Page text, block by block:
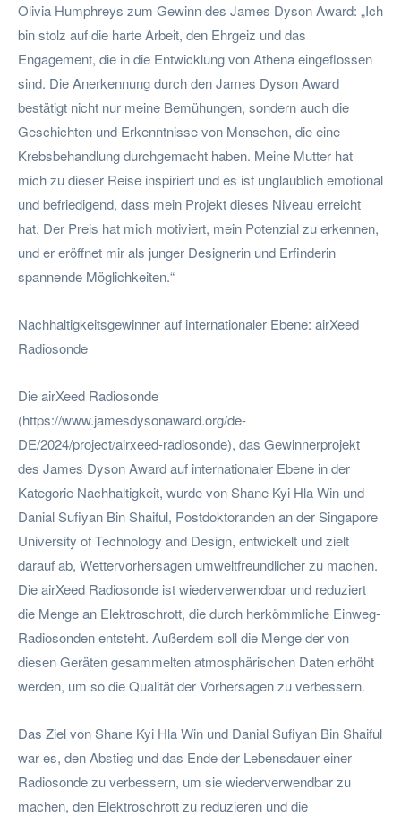
Olivia Humphreys zum Gewinn des James Dyson Award: „Ich
bin stolz auf die harte Arbeit, den Ehrgeiz und das
Engagement, die in die Entwicklung von Athena eingeflossen
sind. Die Anerkennung durch den James Dyson Award
bestätigt nicht nur meine Bemühungen, sondern auch die
Geschichten und Erkenntnisse von Menschen, die eine
Krebsbehandlung durchgemacht haben. Meine Mutter hat
mich zu dieser Reise inspiriert und es ist unglaublich emotional
und befriedigend, dass mein Projekt dieses Niveau erreicht
hat. Der Preis hat mich motiviert, mein Potenzial zu erkennen,
und er eröffnet mir als junger Designerin und Erfinderin
spannende Möglichkeiten.“
Nachhaltigkeitsgewinner auf internationaler Ebene: airXeed
Radiosonde
Die airXeed Radiosonde
(https://www.jamesdysonaward.org/de-
DE/2024/project/airxeed-radiosonde), das Gewinnerprojekt
des James Dyson Award auf internationaler Ebene in der
Kategorie Nachhaltigkeit, wurde von Shane Kyi Hla Win und
Danial Sufiyan Bin Shaiful, Postdoktoranden an der Singapore
University of Technology and Design, entwickelt und zielt
darauf ab, Wettervorhersagen umweltfreundlicher zu machen.
Die airXeed Radiosonde ist wiederverwendbar und reduziert
die Menge an Elektroschrott, die durch herkömmliche Einweg-
Radiosonden entsteht. Außerdem soll die Menge der von
diesen Geräten gesammelten atmosphärischen Daten erhöht
werden, um so die Qualität der Vorhersagen zu verbessern.
Das Ziel von Shane Kyi Hla Win und Danial Sufiyan Bin Shaiful
war es, den Abstieg und das Ende der Lebensdauer einer
Radiosonde zu verbessern, um sie wiederverwendbar zu
machen, den Elektroschrott zu reduzieren und die